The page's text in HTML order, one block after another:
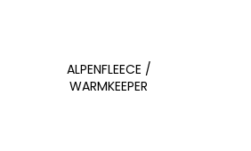
ALPENFLEECE /
WARMKEEPER